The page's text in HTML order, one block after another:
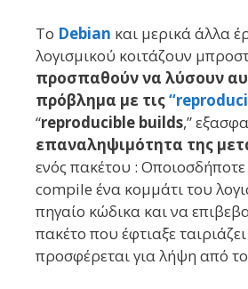
Το Debian και μερικάάλλα
λογισμικού κοιτάζουν
προσπαθούν να λύσουν
πρόβλημα με τις
“reproducible builds,”
επαναληψιμότητα της
ενός πακέτου : Οποιοσδήποτε
compile ένα κομμάτι του
πηγαίο κώδικα και να
πακέτο που έφτιαξε
προσφέρεται για λήψη από το